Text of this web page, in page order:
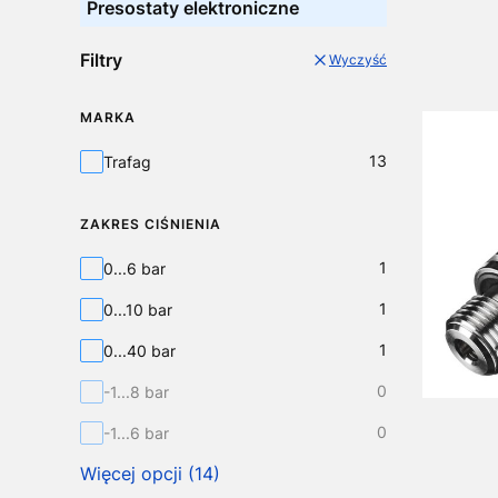
Presostaty elektroniczne
Filtry Wyczyść
MARKA
Marka
Trafag 13
ZAKRES CIŚNIENIA
Zakres Ciśnienia
0...6 bar 1
0...10 bar 1
0...40 bar 1
-1...8 bar 0
-1...6 bar 0
Więcej opcji (14)